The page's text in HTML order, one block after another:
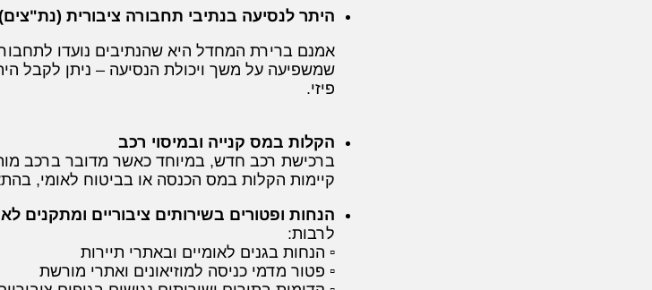
היתר לנסיעה בנתיבי תחבורה ציבורית
אמנם ברירת המחדל היא שהנתיבים נועדו
שמשפיעה על משך ויכולת הנסיעה – ניתן לקבל
פיזי.
הקלות במס קנייה ובמיסוי רכב
ברכישת רכב חדש, במיוחד כאשר מדובר ברכב
קיימות הקלות במס הכנסה או בביטוח לאומי,
הנחות ופטורים בשירותים ציבוריים ומתקנים
לרבות:
▫️ הנחות בגנים לאומיים ובאתרי תיירות
▫️ פטור מדמי כניסה למוזיאונים ואתרי מורשת